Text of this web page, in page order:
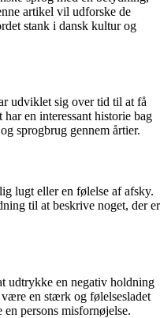
artikel vil udforske de
stank i dansk kultur og
udviklet sig over tid til at få
en interessant historie bag
sprogbrug gennem årtier.
lugt eller en følelse af afsky.
til at beskrive noget, der er
udtrykke en negativ holdning
en stærk og følelsesladet
en persons misfornøjelse.